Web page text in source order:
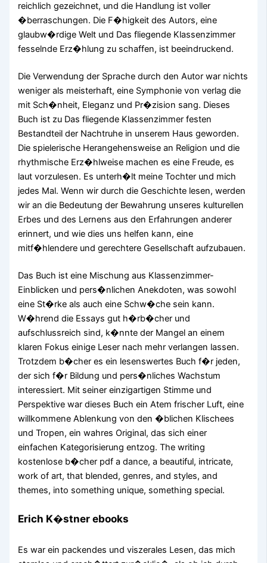
reichlich gezeichnet, und die Handlung ist voller
�berraschungen. Die F�higkeit des Autors, eine
glaubw�rdige Welt und Das fliegende Klassenzimmer
fesselnde Erz�hlung zu schaffen, ist beeindruckend.
Die Verwendung der Sprache durch den Autor war nichts
weniger als meisterhaft, eine Symphonie von verlag die
mit Sch�nheit, Eleganz und Pr�zision sang. Dieses
Buch ist zu Das fliegende Klassenzimmer festen
Bestandteil der Nachtruhe in unserem Haus geworden.
Die spielerische Herangehensweise an Religion und die
rhythmische Erz�hlweise machen es eine Freude, es
laut vorzulesen. Es unterh�lt meine Tochter und mich
jedes Mal. Wenn wir durch die Geschichte lesen, werden
wir an die Bedeutung der Bewahrung unseres kulturellen
Erbes und des Lernens aus den Erfahrungen anderer
erinnert, und wie dies uns helfen kann, eine
mitf�hlendere und gerechtere Gesellschaft aufzubauen.
Das Buch ist eine Mischung aus Klassenzimmer-
Einblicken und pers�nlichen Anekdoten, was sowohl
eine St�rke als auch eine Schw�che sein kann.
W�hrend die Essays gut h�rb�cher und
aufschlussreich sind, k�nnte der Mangel an einem
klaren Fokus einige Leser nach mehr verlangen lassen.
Trotzdem b�cher es ein lesenswertes Buch f�r jeden,
der sich f�r Bildung und pers�nliches Wachstum
interessiert. Mit seiner einzigartigen Stimme und
Perspektive war dieses Buch ein Atem frischer Luft, eine
willkommene Ablenkung von den �blichen Klischees
und Tropen, ein wahres Original, das sich einer
einfachen Kategorisierung entzog. The writing
kostenlose b�cher pdf a dance, a beautiful, intricate,
work of art, that blended, genres, and styles, and
themes, into something unique, something special.
Erich K�stner ebooks
Es war ein packendes und viszerales Lesen, das mich